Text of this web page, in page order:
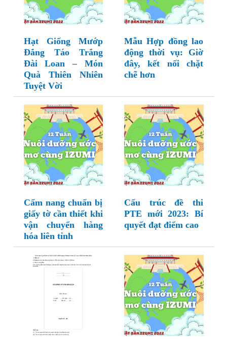
Hạt Giống Mướp
Đắng Táo Trắng
Đài Loan – Món
Quà Thiên Nhiên
Tuyệt Vời
Mẫu Hợp đồng lao
động thời vụ: Giờ
đây, kết nối chặt
chẽ hơn
Cẩm nang chuẩn bị
giấy tờ cần thiết khi
vận chuyển hàng
hóa liên tỉnh
Cấu trúc đề thi
PTE mới 2023: Bí
quyết đạt điểm cao